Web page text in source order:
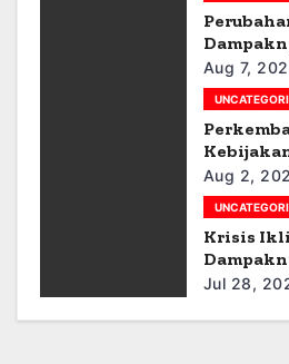
Latin
Aug 7,
Aug 2,
Krisis
Ekonomi
Jul 28,